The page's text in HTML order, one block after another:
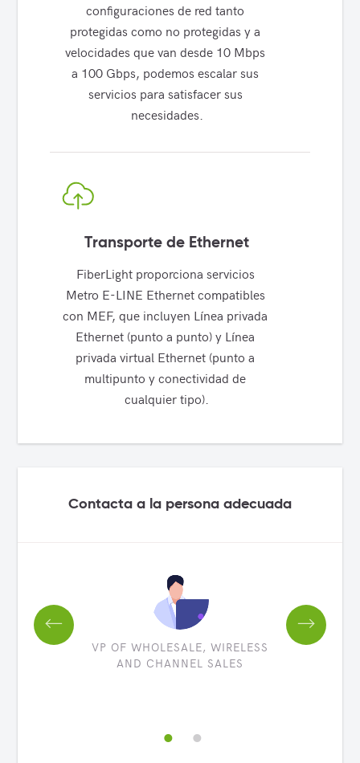
configuraciones de red tanto
protegidas como no protegidas y a
velocidades que van desde 10 Mbps
a 100 Gbps, podemos escalar sus
servicios para satisfacer sus
necesidades.
Transporte de Ethernet
FiberLight proporciona servicios
Metro E-LINE Ethernet compatibles
con MEF, que incluyen Línea privada
Ethernet (punto a punto) y Línea
privada virtual Ethernet (punto a
multipunto y conectividad de
cualquier tipo).
Contacta a la persona adecuada
VP OF WHOLESALE, WIRELESS
AND CHANNEL SALES